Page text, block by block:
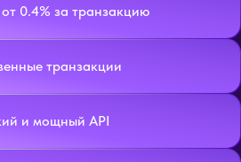
0.4% за транзакцию
транзакции
и мощный API